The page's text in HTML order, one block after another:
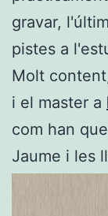
gravar,
pistes a
Molt
i el master a
com han
Jaume i les